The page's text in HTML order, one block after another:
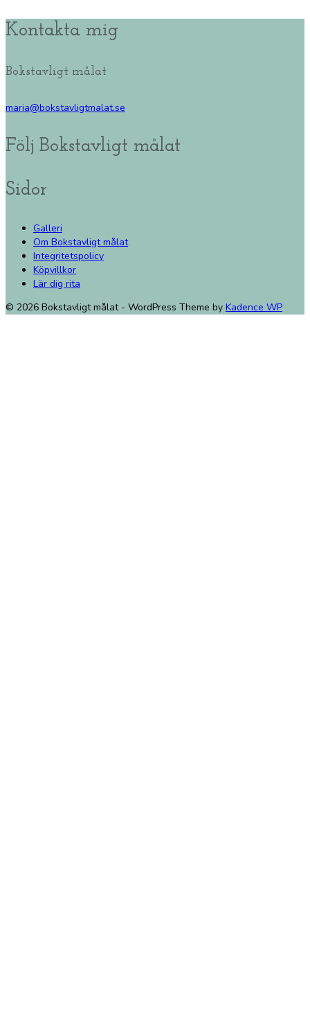
Kontakta mig
Bokstavligt målat
maria@bokstavligtmalat.se
Följ Bokstavligt målat
Sidor
Galleri
Om Bokstavligt målat
Integritetspolicy
Köpvillkor
Lär dig rita
© 2026 Bokstavligt målat - WordPress Theme by Kadence WP